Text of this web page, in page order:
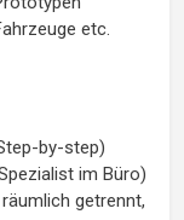
etc.
by-step)
im Büro)
getrennt,